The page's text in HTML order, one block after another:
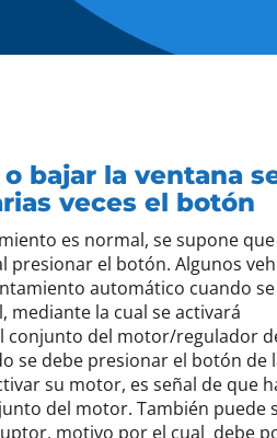
o bajar la ventana
veces el botón
es normal, se supone
presionar el botón. Algunos
automático cuando
mediante la cual se activará
conjunto del motor/regulador
se debe presionar el botón de
su motor, es señal de que
del motor. También puede
motivo por el cual debe